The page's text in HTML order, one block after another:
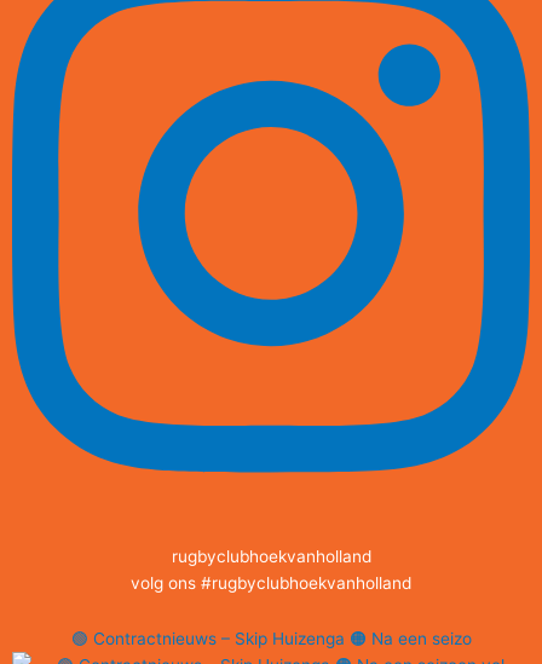
rugbyclubhoekvanholland
volg ons #rugbyclubhoekvanholland
🟢 Contractnieuws – Skip Huizenga 🟠 Na een seizo